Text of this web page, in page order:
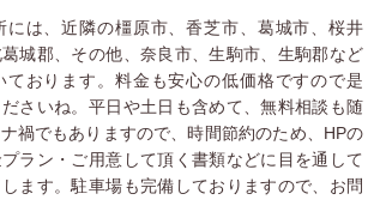
には、近隣の橿原市、香芝市、葛城市、桜井
城郡、その他、奈良市、生駒市、生駒郡など
ております。料金も安心の低価格ですので是
さいね。平日や土日も含めて、無料相談も随
禍でもありますので、時間節約のため、HPの
ラン・ご用意して頂く書類などに目を通して
ます。駐車場も完備しておりますので、お問